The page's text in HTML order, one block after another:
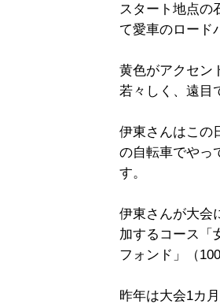
スタート地点の
て愛車のロード
黄色がアクセン
若々しく、遠目
伊東さんはこの
の自転車でやっ
す。
伊東さんが大会
加するコース「
フォンド」（
昨年は大会1カ